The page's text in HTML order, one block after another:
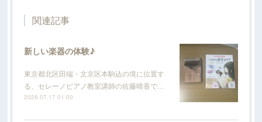
関連記事
新しい楽器の体験♪
東京都北区田端・文京区本駒込の境に位置す
る、セレーノピアノ教室講師の佐藤晴香で…
2026.07.17 01:00